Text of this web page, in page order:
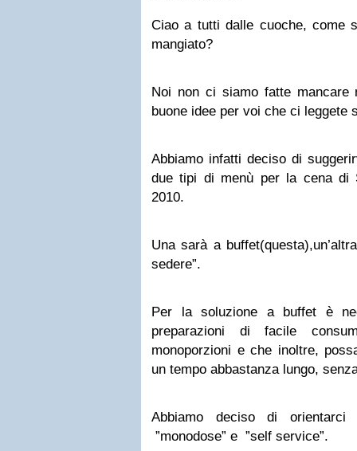
Ciao a tutti dalle cuoche, come
mangiato?
Noi non ci siamo fatte mancare
buone idee per voi che ci leggete
Abbiamo infatti deciso di
due tipi di menù per la cena di
2010.
Una sarà a
sedere”.
Per la soluzione a buffet è
preparazioni di facile
monoporzioni e che inoltre,
un tempo abbastanza lungo,
Abbiamo deciso di
”monodose” e ”self service”.